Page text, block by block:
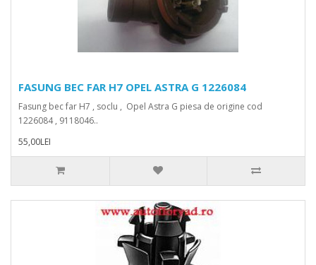
FASUNG BEC FAR H7 OPEL ASTRA G 1226084
Fasung bec far H7 , soclu , Opel Astra G piesa de origine cod
1226084 , 9118046..
55,00LEI